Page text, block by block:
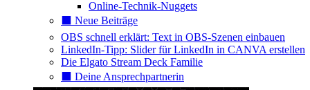
Online-Technik-Nuggets
⬛️ Neue Beiträge
OBS schnell erklärt: Text in OBS-Szenen einbauen
LinkedIn-Tipp: Slider für LinkedIn in CANVA erstellen
Die Elgato Stream Deck Familie
⬛️ Deine Ansprechpartnerin